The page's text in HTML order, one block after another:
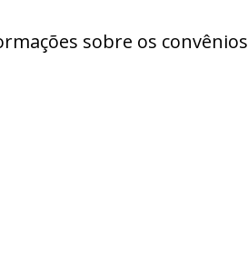
sobre os convênios